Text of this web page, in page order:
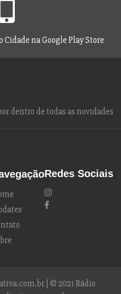
Cidade na Google Play Store
dentro de todas as novidades
Redes Sociais
| © 2021 Rádio